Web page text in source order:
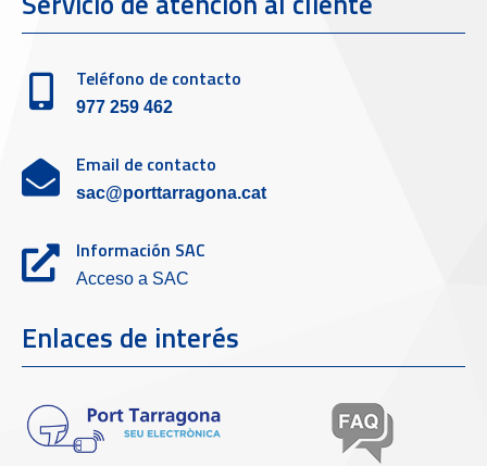
Teléfono de contacto
977 259 462
Email de contacto
sac@porttarragona.cat
Información SAC
Acceso a SAC
Enlaces de interés